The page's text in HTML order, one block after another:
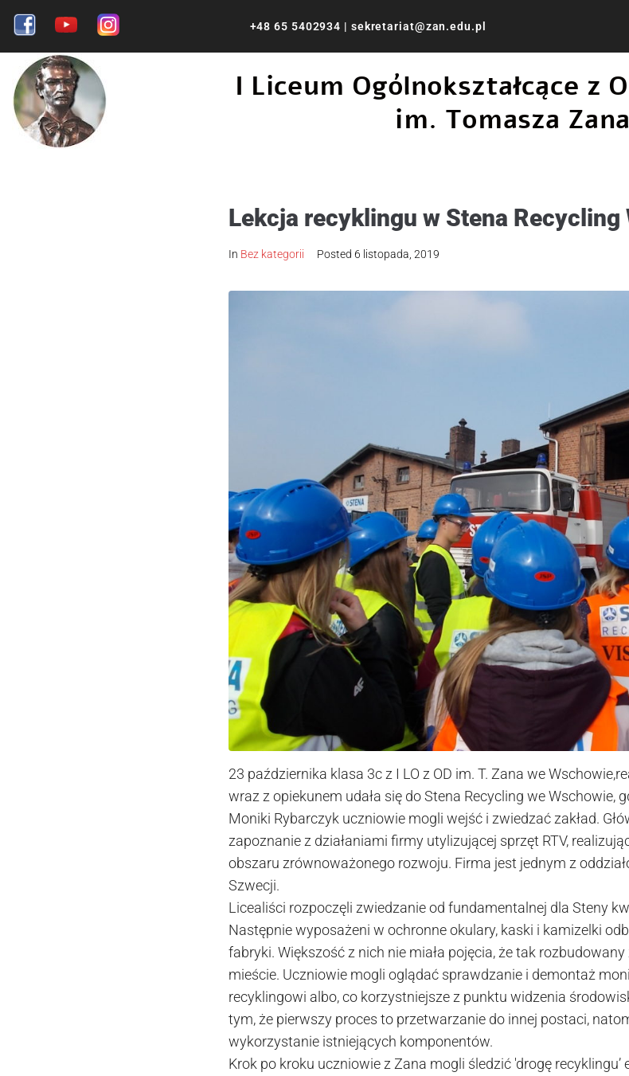
+48 65 5402934 | sekretariat@zan.edu.pl
I Liceum Ogólnokształcące z
im. Tomasza
Lekcja recyklingu w Stena Recycling
In Bez kategorii Posted 6 listopada, 2019
23 października klasa 3c z I LO z OD im. T. Zana we
wraz z opiekunem udała się do Stena Recycling we Wschowie,
Moniki Rybarczyk uczniowie mogli wejść i zwiedzać zakład.
zapoznanie z działaniami firmy utylizującej sprzęt RTV,
obszaru zrównoważonego rozwoju. Firma jest jednym z
Szwecji.
Licealiści rozpoczęli zwiedzanie od fundamentalnej dla Steny
Następnie wyposażeni w ochronne okulary, kaski i kamizelki
fabryki. Większość z nich nie miała pojęcia, że tak
mieście. Uczniowie mogli oglądać sprawdzanie i demontaż
recyklingowi albo, co korzystniejsze z punktu widzenia
tym, że pierwszy proces to przetwarzanie do innej postaci,
wykorzystanie istniejących komponentów.
Krok po kroku uczniowie z Zana mogli śledzić 'drogę